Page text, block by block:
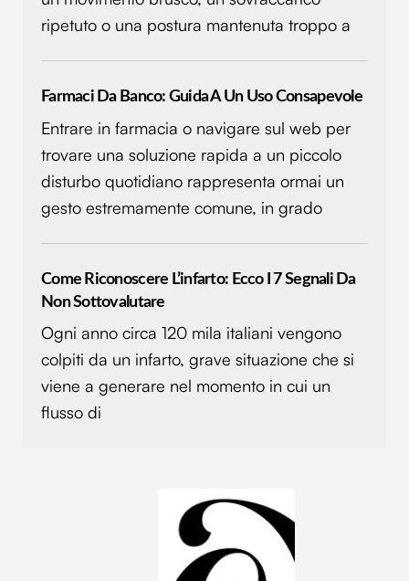
ripetuto o una postura mantenuta troppo a
Farmaci Da Banco: Guida A Un Uso Consapevole
Entrare in farmacia o navigare sul web per
trovare una soluzione rapida a un piccolo
disturbo quotidiano rappresenta ormai un
gesto estremamente comune, in grado
Come Riconoscere L’infarto: Ecco I 7 Segnali Da
Non Sottovalutare
Ogni anno circa 120 mila italiani vengono
colpiti da un infarto, grave situazione che si
viene a generare nel momento in cui un
flusso di